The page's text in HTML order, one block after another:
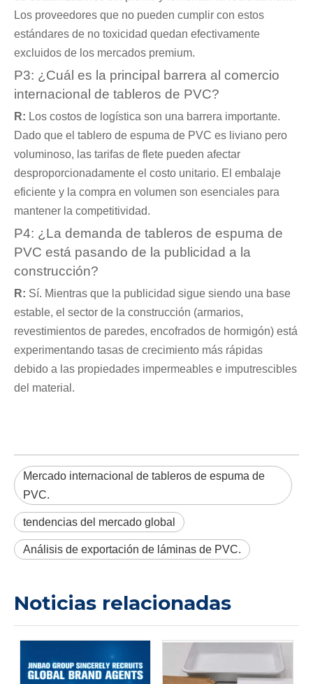
Los proveedores que no pueden cumplir con estos
estándares de no toxicidad quedan efectivamente
excluidos de los mercados premium.
P3: ¿Cuál es la principal barrera al comercio
internacional de tableros de PVC?
R: Los costos de logística son una barrera importante.
Dado que el tablero de espuma de PVC es liviano pero
voluminoso, las tarifas de flete pueden afectar
desproporcionadamente el costo unitario. El embalaje
eficiente y la compra en volumen son esenciales para
mantener la competitividad.
P4: ¿La demanda de tableros de espuma de
PVC está pasando de la publicidad a la
construcción?
R: Sí. Mientras que la publicidad sigue siendo una base
estable, el sector de la construcción (armarios,
revestimientos de paredes, encofrados de hormigón) está
experimentando tasas de crecimiento más rápidas
debido a las propiedades impermeables e imputrescibles
del material.
Mercado internacional de tableros de espuma de
PVC.
tendencias del mercado global
Análisis de exportación de láminas de PVC.
Noticias relacionadas